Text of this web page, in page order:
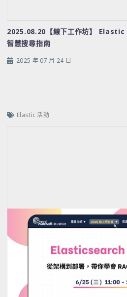
2025.08.20【線下工作坊】 Elastic
智慧搜尋指南
2025 年 07 月 24 日
Elastic 活動